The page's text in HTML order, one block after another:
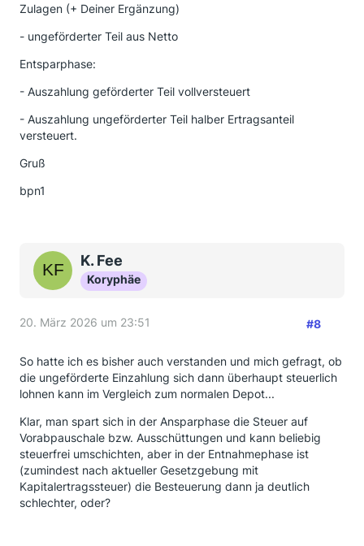
Zulagen (+ Deiner Ergänzung)
- ungeförderter Teil aus Netto
Entsparphase:
- Auszahlung geförderter Teil vollversteuert
- Auszahlung ungeförderter Teil halber Ertragsanteil
versteuert.
Gruß
bpn1
K. Fee
Koryphäe
20. März 2026 um 23:51 #8
So hatte ich es bisher auch verstanden und mich gefragt, ob
die ungeförderte Einzahlung sich dann überhaupt steuerlich
lohnen kann im Vergleich zum normalen Depot...
Klar, man spart sich in der Ansparphase die Steuer auf
Vorabpauschale bzw. Ausschüttungen und kann beliebig
steuerfrei umschichten, aber in der Entnahmephase ist
(zumindest nach aktueller Gesetzgebung mit
Kapitalertragssteuer) die Besteuerung dann ja deutlich
schlechter, oder?